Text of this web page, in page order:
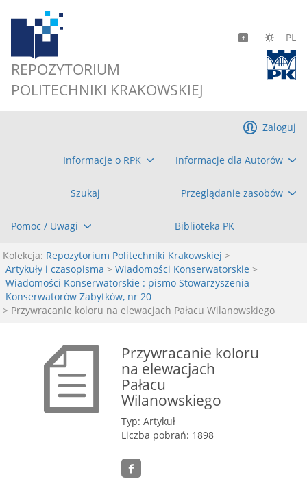
REPOZYTORIUM
POLITECHNIKI KRAKOWSKIEJ
PL
Informacje o RPK Informacje dla Autorów
Szukaj Przeglądanie zasobów
Pomoc / Uwagi Biblioteka PK
Zaloguj
Kolekcja: Repozytorium Politechniki Krakowskiej >
Artykuły i czasopisma > Wiadomości Konserwatorskie >
Wiadomości Konserwatorskie : pismo Stowarzyszenia
Konserwatorów Zabytków, nr 20
> Przywracanie koloru na elewacjach Pałacu Wilanowskiego
Przywracanie koloru
na elewacjach
Pałacu
Wilanowskiego
Typ: Artykuł
Liczba pobrań: 1898